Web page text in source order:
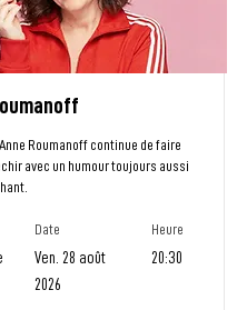
Roumanoff continue de faire
avec un humour toujours aussi
Date
Ven. 28 août
2026
Heure
20:30